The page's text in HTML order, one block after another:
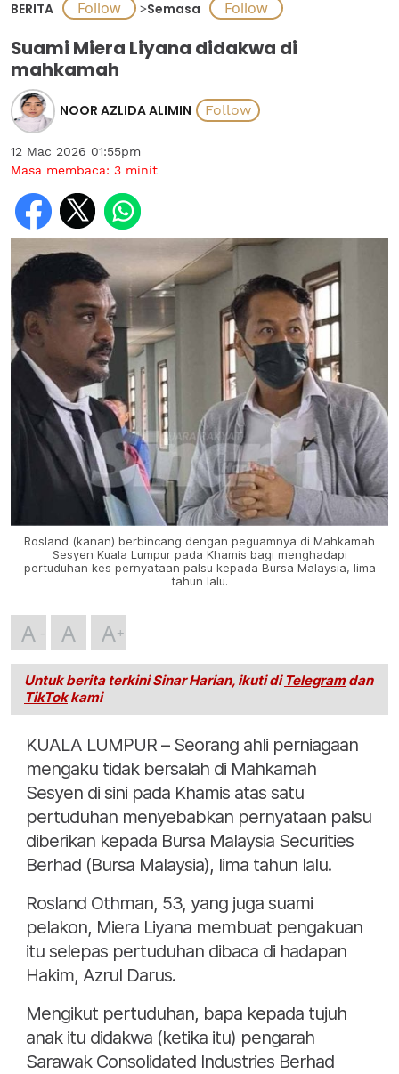
BERITA >Semasa
Suami Miera Liyana didakwa di
mahkamah
NOOR AZLIDA ALIMIN
12 Mac 2026 01:55pm
Masa membaca: 3 minit
Rosland (kanan) berbincang dengan peguamnya di Mahkamah
Sesyen Kuala Lumpur pada Khamis bagi menghadapi
pertuduhan kes pernyataan palsu kepada Bursa Malaysia, lima
tahun lalu.
A A A
Untuk berita terkini Sinar Harian, ikuti di Telegramdan
TikTokkami
KUALA LUMPUR – Seorang ahli perniagaan
mengaku tidak bersalah di Mahkamah
Sesyen di sini pada Khamis atas satu
pertuduhan menyebabkan pernyataan palsu
diberikan kepada Bursa Malaysia Securities
Berhad (Bursa Malaysia), lima tahun lalu.
Rosland Othman, 53, yang juga suami
pelakon, Miera Liyana membuat pengakuan
itu selepas pertuduhan dibaca di hadapan
Hakim, Azrul Darus.
Mengikut pertuduhan, bapa kepada tujuh
anak itu didakwa (ketika itu) pengarah
Sarawak Consolidated Industries Berhad